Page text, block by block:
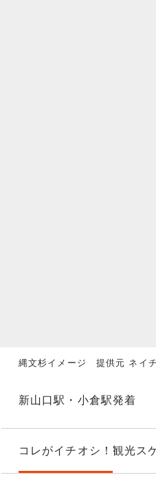
縄文杉イメージ 提供元 ネイ
新山口駅・小倉駅発着
コレがイチオシ！ 観光ス